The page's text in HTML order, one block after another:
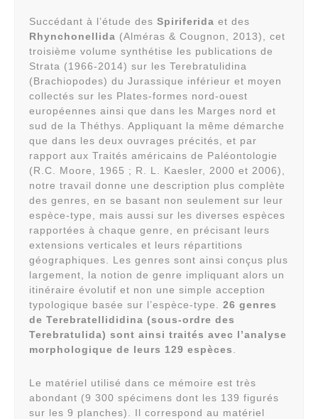
Succédant à l’étude des Spiriferida et des
Rhynchonellida (Alméras & Cougnon, 2013), cet
troisième volume synthétise les publications de
Strata (1966-2014) sur les Terebratulidina
(Brachiopodes) du Jurassique inférieur et moyen
collectés sur les Plates-formes nord-ouest
européennes ainsi que dans les Marges nord et
sud de la Théthys. Appliquant la même démarche
que dans les deux ouvrages précités, et par
rapport aux Traités américains de Paléontologie
(R.C. Moore, 1965 ; R. L. Kaesler, 2000 et 2006),
notre travail donne une description plus complète
des genres, en se basant non seulement sur leur
espèce-type, mais aussi sur les diverses espèces
rapportées à chaque genre, en précisant leurs
extensions verticales et leurs répartitions
géographiques. Les genres sont ainsi conçus plus
largement, la notion de genre impliquant alors un
itinéraire évolutif et non une simple acception
typologique basée sur l’espèce-type. 26 genres
de Terebratellididina (sous-ordre des
Terebratulida) sont ainsi traités avec l’analyse
morphologique de leurs 129 espèces
Le matériel utilisé dans ce mémoire est très
abondant (9 300 spécimens dont les 139 figurés
sur les 9 planches). Il correspond au matériel